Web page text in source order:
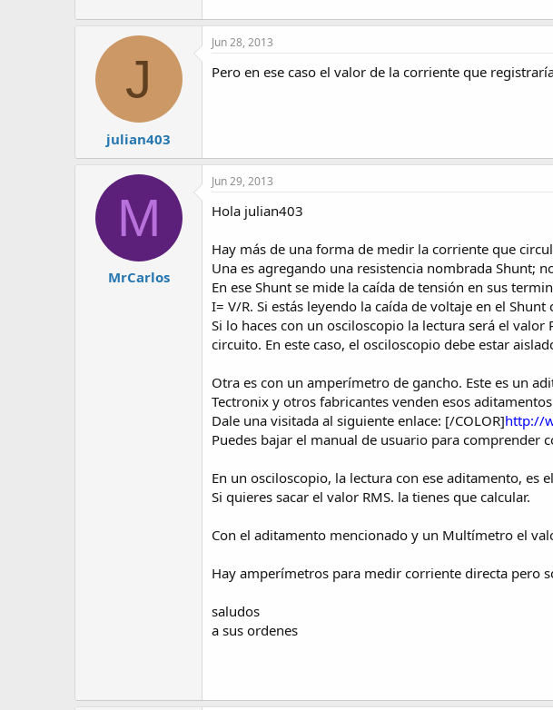
J
julian403
Jun 28, 2013
Pero en ese caso el valor de la corriente que
M
MrCarlos
Jun 29, 2013
Hola julian403
Hay más de una forma de medir la corriente que
Una es agregando una resistencia nombrada Shunt;
En ese Shunt se mide la caída de tensión en sus
I= V/R. Si estás leyendo la caída de voltaje en el
Si lo haces con un osciloscopio la lectura será el
circuito. En este caso, el osciloscopio debe estar
Otra es con un amperímetro de gancho. Este es un
Tectronix y otros fabricantes venden esos
Dale una visitada al siguiente enlace: [/COLOR]http://
Puedes bajar el manual de usuario para comprender
En un osciloscopio, la lectura con ese aditamento, es
Si quieres sacar el valor RMS. la tienes que calcular.
Con el aditamento mencionado y un Multímetro el
Hay amperímetros para medir corriente directa pero
saludos
a sus ordenes